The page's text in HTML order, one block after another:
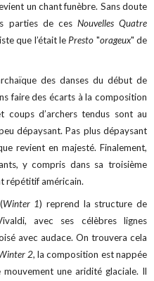
un chant funèbre. Sans doute
parties de ces Nouvelles Quatre
que l’était lePresto "orageux" de
des danses du début de
faire des écarts à la composition
coups d’archers tendus sont au
dépaysant. Pas plus dépaysant
revient en majesté. Finalement,
y compris dans sa troisième
répétitif américain.
Winter 1) reprend la structure de
avec ses célèbres lignes
avec audace. On trouvera cela
2, la composition est nappée
une aridité glaciale. Il